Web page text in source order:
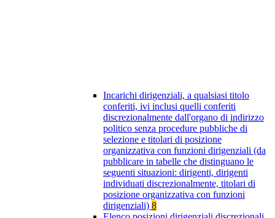
Incarichi dirigenziali, a qualsiasi titolo
conferiti, ivi inclusi quelli conferiti
discrezionalmente dall'organo di indirizzo
politico senza procedure pubbliche di
selezione e titolari di posizione
organizzativa con funzioni dirigenziali (da
pubblicare in tabelle che distinguano le
seguenti situazioni: dirigenti, dirigenti
individuati discrezionalmente, titolari di
posizione organizzativa con funzioni
dirigenziali) 8